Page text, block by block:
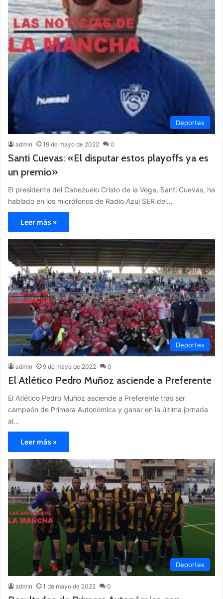
Deportes
admin 19 de mayo de 2022 0
Santi Cuevas: «El disputar estos playoffs ya es
un premio»
El presidente del Cabezuelo Cristo de la Vega, Santi Cuevas, ha
hablado en los micrófonos de Radio Azul SER del…
Leer más »
Deportes
admin 9 de mayo de 2022 0
El Atlético Pedro Muñoz asciende a Preferente
El Atlético Pedro Muñoz asciende a Preferente tras ser
campeón de Primera Autonómica y ganar en la última jornada
al…
Leer más »
Deportes
admin 1 de mayo de 2022 0